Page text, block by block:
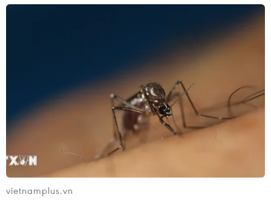
sốt, và tình trạng giảm độ bão hòa ôxy trong máu từ
vietnamplus.vn